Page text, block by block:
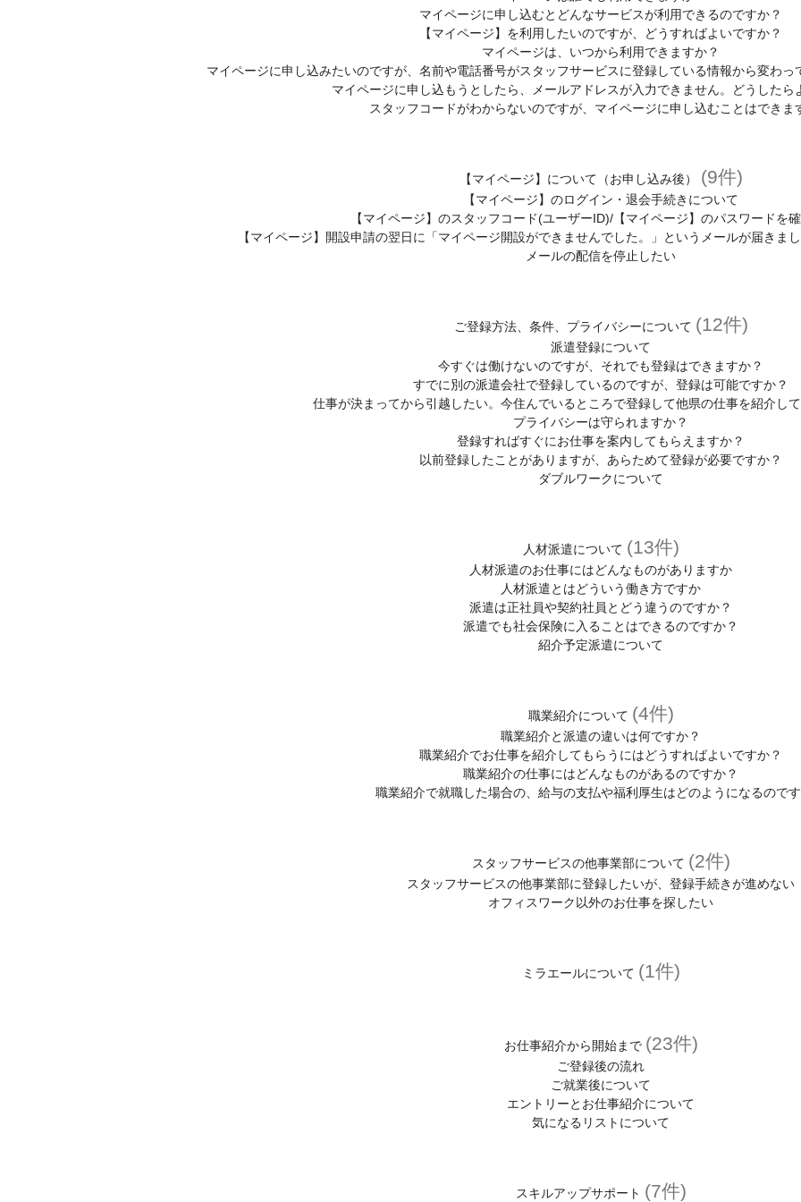
マイページに申し込むとどんなサービスが利用できるのですか？
【マイページ】を利用したいのですが、どうすればよいですか？
マイページは、いつから利用できますか？
マイページに申し込みたいのですが、名前や電話番号がスタッフサービスに登録している情報から変わっ
マイページに申し込もうとしたら、メールアドレスが入力できません。どうしたら
スタッフコードがわからないのですが、マイページに申し込むことはできま
【マイページ】について（お申し込み後） (9件)
【マイページ】のログイン・退会手続きについて
【マイページ】のスタッフコード(ユーザーID)/【マイページ】のパスワードを
【マイページ】開設申請の翌日に「マイページ開設ができませんでした。」というメールが届きま
メールの配信を停止したい
ご登録方法、条件、プライバシーについて (12件)
派遣登録について
今すぐは働けないのですが、それでも登録はできますか？
すでに別の派遣会社で登録しているのですが、登録は可能ですか？
仕事が決まってから引越したい。今住んでいるところで登録して他県の仕事を紹介し
プライバシーは守られますか？
登録すればすぐにお仕事を案内してもらえますか？
以前登録したことがありますが、あらためて登録が必要ですか？
ダブルワークについて
人材派遣について (13件)
人材派遣のお仕事にはどんなものがありますか
人材派遣とはどういう働き方ですか
派遣は正社員や契約社員とどう違うのですか？
派遣でも社会保険に入ることはできるのですか？
紹介予定派遣について
職業紹介について (4件)
職業紹介と派遣の違いは何ですか？
職業紹介でお仕事を紹介してもらうにはどうすればよいですか？
職業紹介の仕事にはどんなものがあるのですか？
職業紹介で就職した場合の、給与の支払や福利厚生はどのようになるので
スタッフサービスの他事業部について (2件)
スタッフサービスの他事業部に登録したいが、登録手続きが進めない
オフィスワーク以外のお仕事を探したい
ミラエールについて (1件)
お仕事紹介から開始まで (23件)
ご登録後の流れ
ご就業後について
エントリーとお仕事紹介について
気になるリストについて
スキルアップサポート (7件)